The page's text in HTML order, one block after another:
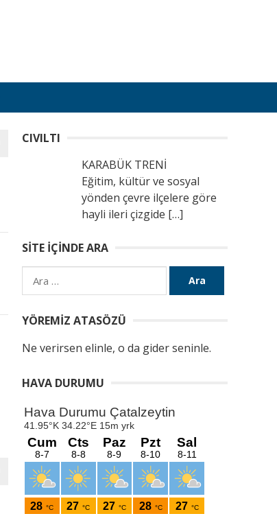
CIVILTI
KARABÜK TRENİ
Eğitim, kültür ve sosyal
yönden çevre ilçelere göre
hayli ileri çizgide […]
SITE İÇINDE ARA
Arama:
YÖREMIZ ATASÖZÜ
Ne verirsen elinle, o da gider seninle.
HAVA DURUMU